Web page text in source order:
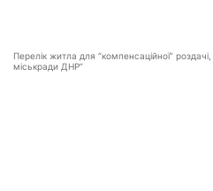
Перелік житла для “компенсаційної”
міськради ДНР”